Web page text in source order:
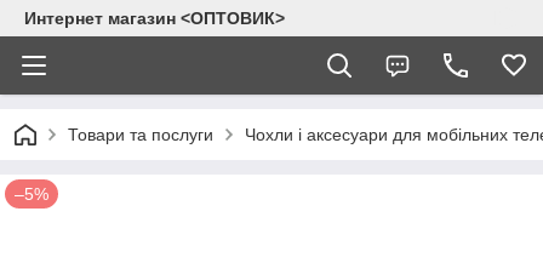
Интернет магазин <ОПТОВИК>
Товари та послуги Чохли і аксесуари для мобільних
–5%